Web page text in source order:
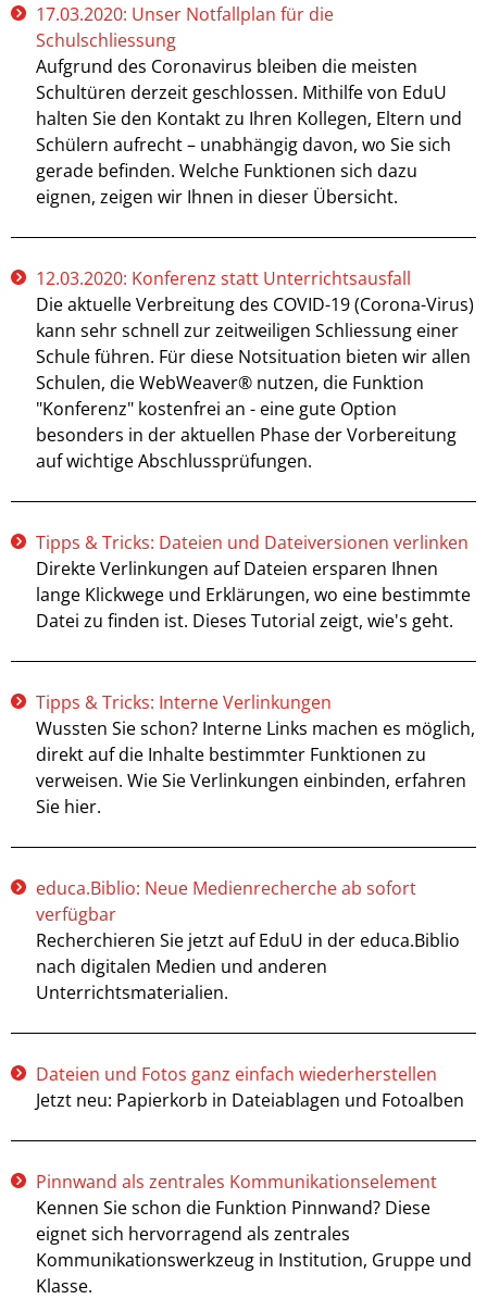
17.03.2020: Unser Notfallplan für die
Schulschliessung
Aufgrund des Coronavirus bleiben die meisten
Schultüren derzeit geschlossen. Mithilfe von EduU
halten Sie den Kontakt zu Ihren Kollegen, Eltern und
Schülern aufrecht – unabhängig davon, wo Sie sich
gerade befinden. Welche Funktionen sich dazu
eignen, zeigen wir Ihnen in dieser Übersicht.
12.03.2020: Konferenz statt Unterrichtsausfall
Die aktuelle Verbreitung des COVID-19 (Corona-Virus)
kann sehr schnell zur zeitweiligen Schliessung einer
Schule führen. Für diese Notsituation bieten wir allen
Schulen, die WebWeaver® nutzen, die Funktion
"Konferenz" kostenfrei an - eine gute Option
besonders in der aktuellen Phase der Vorbereitung
auf wichtige Abschlussprüfungen.
Tipps & Tricks: Dateien und Dateiversionen verlinken
Direkte Verlinkungen auf Dateien ersparen Ihnen
lange Klickwege und Erklärungen, wo eine bestimmte
Datei zu finden ist. Dieses Tutorial zeigt, wie's geht.
Tipps & Tricks: Interne Verlinkungen
Wussten Sie schon? Interne Links machen es möglich,
direkt auf die Inhalte bestimmter Funktionen zu
verweisen. Wie Sie Verlinkungen einbinden, erfahren
Sie hier.
educa.Biblio: Neue Medienrecherche ab sofort
verfügbar
Recherchieren Sie jetzt auf EduU in der educa.Biblio
nach digitalen Medien und anderen
Unterrichtsmaterialien.
Dateien und Fotos ganz einfach wiederherstellen
Jetzt neu: Papierkorb in Dateiablagen und Fotoalben
Pinnwand als zentrales Kommunikationselement
Kennen Sie schon die Funktion Pinnwand? Diese
eignet sich hervorragend als zentrales
Kommunikationswerkzeug in Institution, Gruppe und
Klasse.